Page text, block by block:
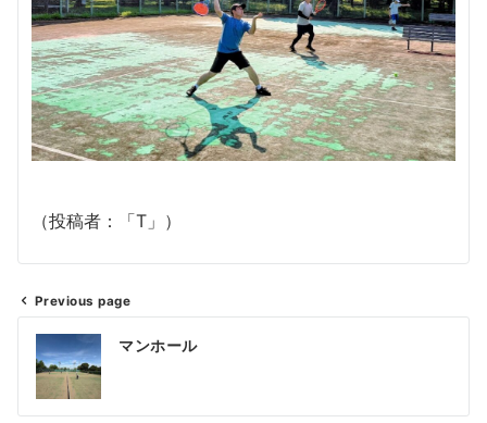
（投稿者：「T」）
投
稿
ナ
Previous page
マンホール